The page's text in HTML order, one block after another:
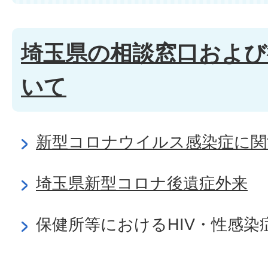
埼玉県の相談窓口およ
いて
新型コロナウイルス感染症に
埼玉県新型コロナ後遺症外来
保健所等におけるHIV・性感染